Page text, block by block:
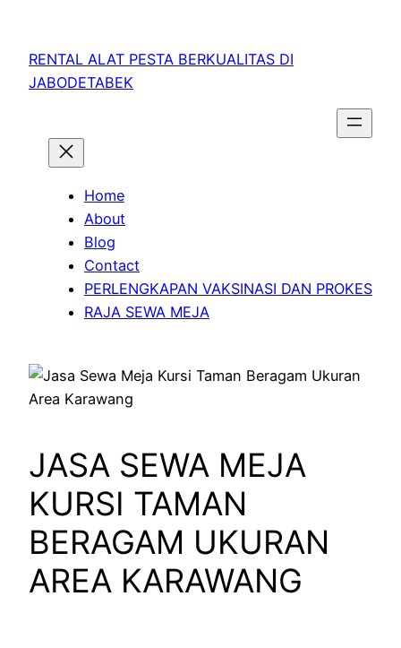
RENTAL ALAT PESTA BERKUALITAS DI
JABODETABEK
Home
About
Blog
Contact
PERLENGKAPAN VAKSINASI DAN PROKES
RAJA SEWA MEJA
JASA SEWA MEJA
KURSI TAMAN
BERAGAM UKURAN
AREA KARAWANG